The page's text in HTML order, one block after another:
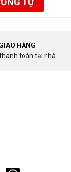
TỰ
HÀNG
toán tại nhà